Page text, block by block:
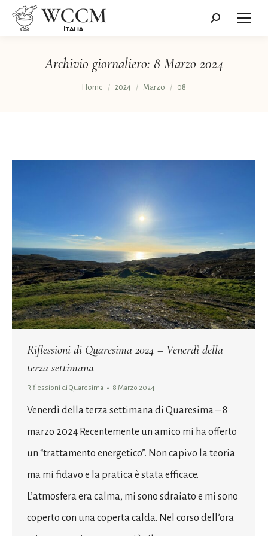
Cerca:
Archivio giornaliero: 8 Marzo 2024
Tu sei qui:
Home 2024 Marzo 08
Riflessioni di Quaresima 2024 – Venerdì della
terza settimana
Riflessioni di Quaresima 8 Marzo 2024
Venerdì della terza settimana di Quaresima – 8
marzo 2024 Recentemente un amico mi ha offerto
un “trattamento energetico”. Non capivo la teoria
ma mi fidavo e la pratica è stata efficace.
L’atmosfera era calma, mi sono sdraiato e mi sono
coperto con una coperta calda. Nel corso dell’ora